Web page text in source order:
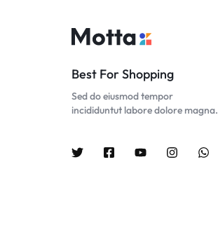
Best For Shopping
Sed do eiusmod tempor
incididuntut labore dolore magna.